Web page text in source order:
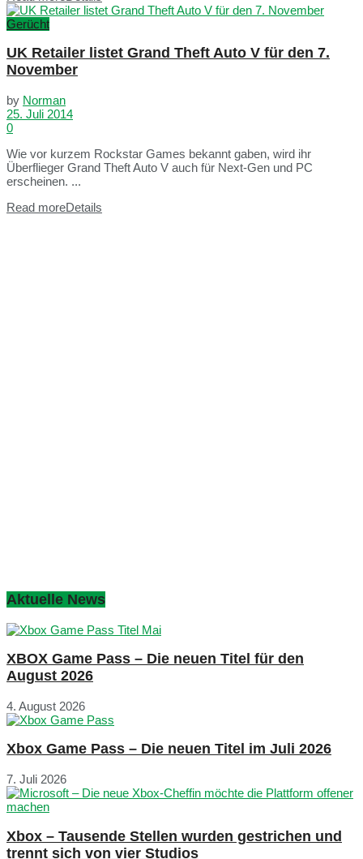
Gerücht
UK Retailer listet Grand Theft Auto V für den 7.
November
by Norman
25. Juli 2014
0
Wie vor kurzem Rockstar Games bekannt gaben, wird ihr
Überflieger Grand Theft Auto V auch für Next-Gen und PC
erscheinen. ...
Read moreDetails
Aktuelle News
XBOX Game Pass – Die neuen Titel für den
August 2026
4. August 2026
Xbox Game Pass – Die neuen Titel im Juli 2026
7. Juli 2026
Xbox – Tausende Stellen wurden gestrichen und
trennt sich von vier Studios